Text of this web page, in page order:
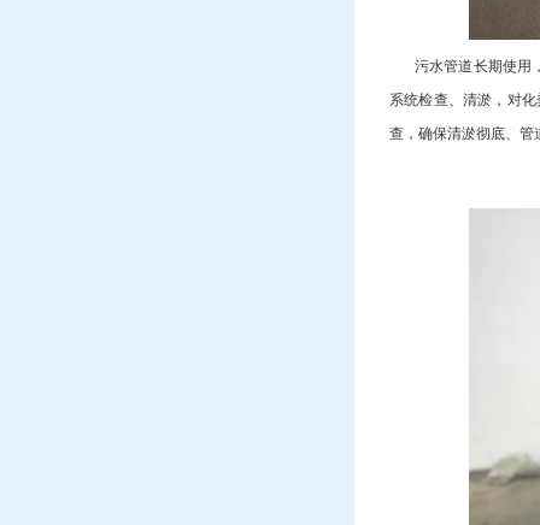
污水管道长期使用，
系统检查、清淤，对
查，确保清淤彻底、管